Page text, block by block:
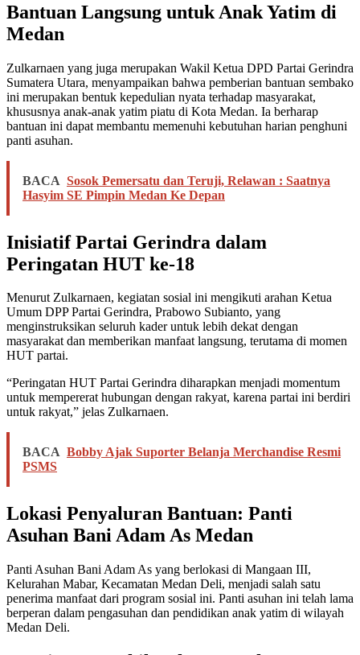
Bantuan Langsung untuk Anak Yatim di
Medan
Zulkarnaen yang juga merupakan Wakil Ketua DPD Partai Gerindra
Sumatera Utara, menyampaikan bahwa pemberian bantuan sembako
ini merupakan bentuk kepedulian nyata terhadap masyarakat,
khususnya anak-anak yatim piatu di Kota Medan. Ia berharap
bantuan ini dapat membantu memenuhi kebutuhan harian penghuni
panti asuhan.
BACA Sosok Pemersatu dan Teruji, Relawan : Saatnya
Hasyim SE Pimpin Medan Ke Depan
Inisiatif Partai Gerindra dalam
Peringatan HUT ke-18
Menurut Zulkarnaen, kegiatan sosial ini mengikuti arahan Ketua
Umum DPP Partai Gerindra, Prabowo Subianto, yang
menginstruksikan seluruh kader untuk lebih dekat dengan
masyarakat dan memberikan manfaat langsung, terutama di momen
HUT partai.
“Peringatan HUT Partai Gerindra diharapkan menjadi momentum
untuk mempererat hubungan dengan rakyat, karena partai ini berdiri
untuk rakyat,” jelas Zulkarnaen.
BACA Bobby Ajak Suporter Belanja Merchandise Resmi
PSMS
Lokasi Penyaluran Bantuan: Panti
Asuhan Bani Adam As Medan
Panti Asuhan Bani Adam As yang berlokasi di Mangaan III,
Kelurahan Mabar, Kecamatan Medan Deli, menjadi salah satu
penerima manfaat dari program sosial ini. Panti asuhan ini telah lama
berperan dalam pengasuhan dan pendidikan anak yatim di wilayah
Medan Deli.